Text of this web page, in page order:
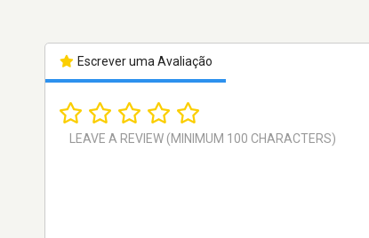
Escrever uma Avaliação